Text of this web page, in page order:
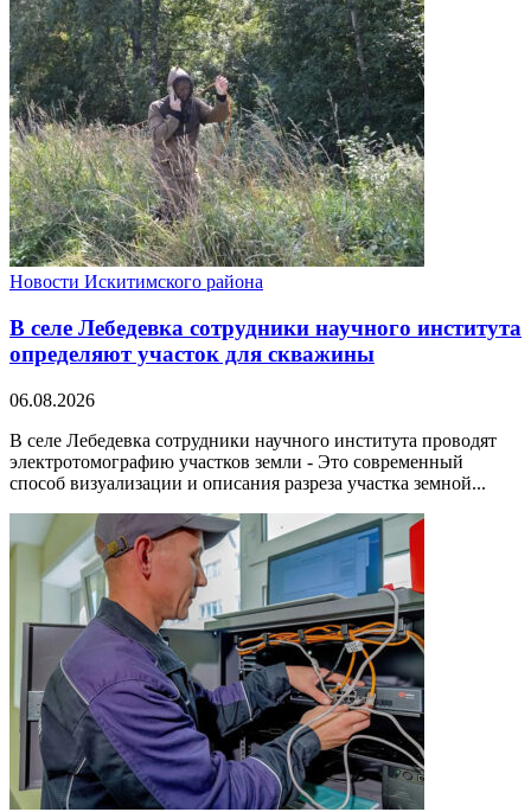
Новости Искитимского района
В селе Лебедевка сотрудники научного института
определяют участок для скважины
06.08.2026
В селе Лебедевка сотрудники научного института проводят
электротомографию участков земли - Это современный
способ визуализации и описания разреза участка земной...